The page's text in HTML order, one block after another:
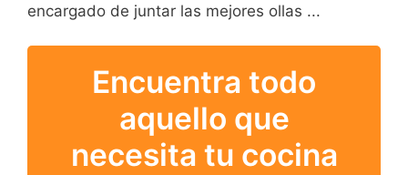
encargado de juntar las mejores ollas ...
Encuentra todo
aquello que
necesita tu cocina